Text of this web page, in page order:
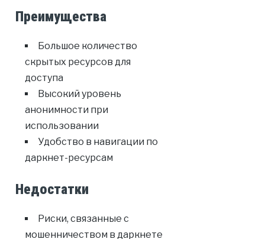
Преимущества
Большое количество
скрытых ресурсов для
доступа
Высокий уровень
анонимности при
использовании
Удобство в навигации по
даркнет-ресурсам
Недостатки
Риски, связанные с
мошенничеством в даркнете